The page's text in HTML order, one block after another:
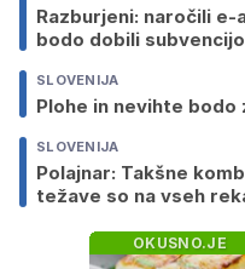
Razburjeni: naročili
bodo dobili subvencijo
SLOVENIJA
Plohe in nevihte
SLOVENIJA
Polajnar: Takšne
težave so na vseh
OKUSNO.JE